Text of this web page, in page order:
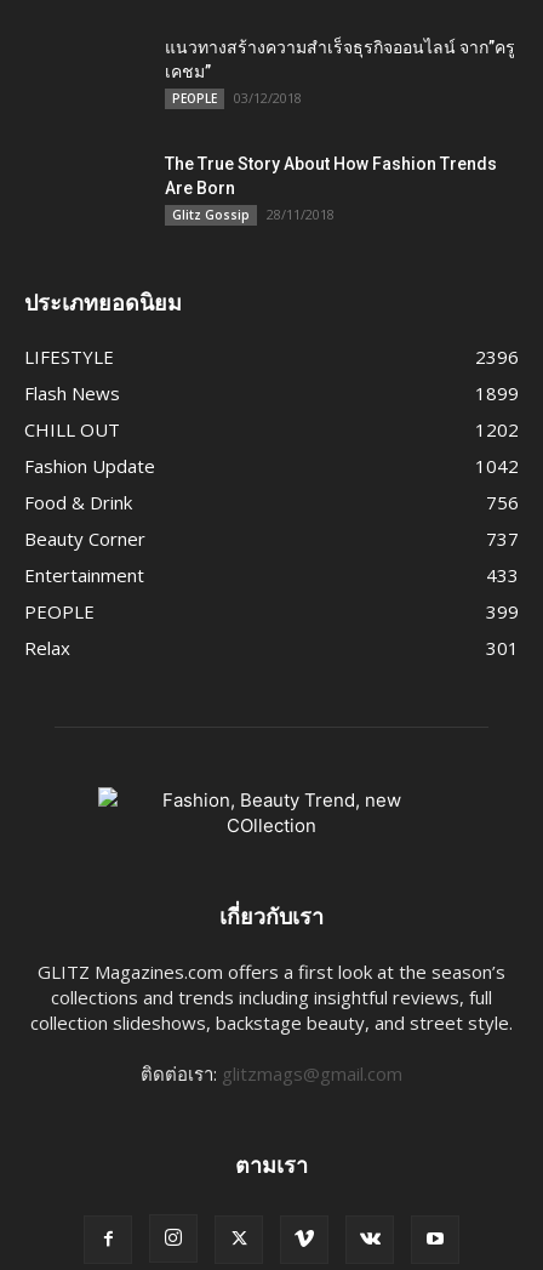
แนวทางสร้างความสำเร็จธุรกิจออนไลน์ จาก”ครู
เคชม”
PEOPLE 03/12/2018
The True Story About How Fashion Trends
Are Born
Glitz Gossip 28/11/2018
ประเภทยอดนิยม
LIFESTYLE
2396
Flash News
1899
CHILL OUT
1202
Fashion Update
1042
Food & Drink
756
Beauty Corner
737
Entertainment
433
PEOPLE
399
Relax
301
เกี่ยวกับเรา
GLITZ Magazines.com offers a first look at the season’s
collections and trends including insightful reviews, full
collection slideshows, backstage beauty, and street style.
ติดต่อเรา: glitzmags@gmail.com
ตามเรา